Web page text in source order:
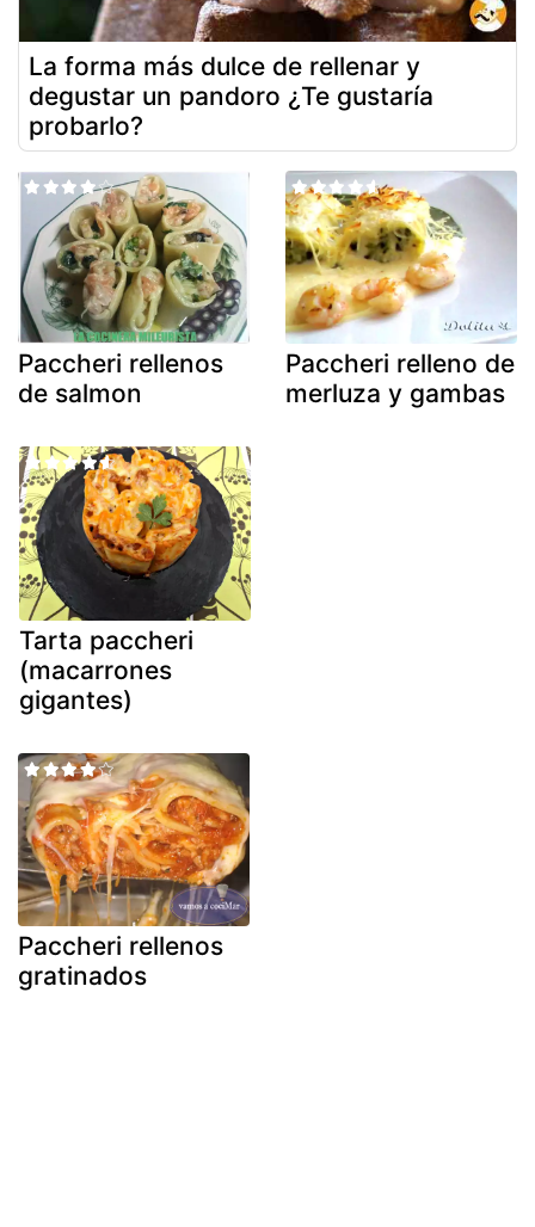
La forma más dulce de rellenar y
degustar un pandoro ¿Te gustaría
probarlo?
Paccheri rellenos
de salmon
Paccheri relleno de
merluza y gambas
Tarta paccheri
(macarrones
gigantes)
Paccheri rellenos
gratinados